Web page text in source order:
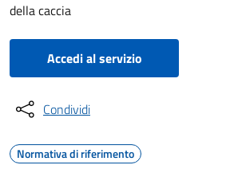
della caccia
Accedi al servizio
Condividi
Normativa di riferimento